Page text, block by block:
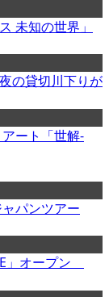
未知の世界」
の貸切川下りが
ート「世解-
パンツアー
」オープン